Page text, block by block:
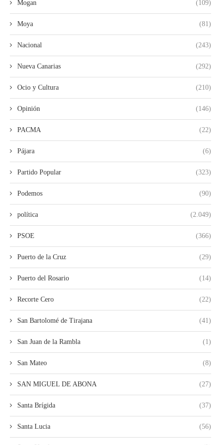
Mogan (109)
Moya (81)
Nacional (243)
Nueva Canarias (292)
Ocio y Cultura (210)
Opinión (146)
PACMA (22)
Pájara (6)
Partido Popular (323)
Podemos (90)
política (2.049)
PSOE (366)
Puerto de la Cruz (29)
Puerto del Rosario (14)
Recorte Cero (22)
San Bartolomé de Tirajana (41)
San Juan de la Rambla (1)
San Mateo (8)
SAN MIGUEL DE ABONA (27)
Santa Brígida (37)
Santa Lucia (56)